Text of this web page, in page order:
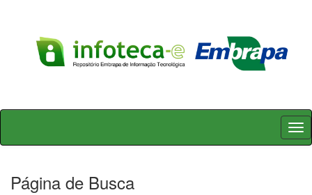
Skip
Página de Busca